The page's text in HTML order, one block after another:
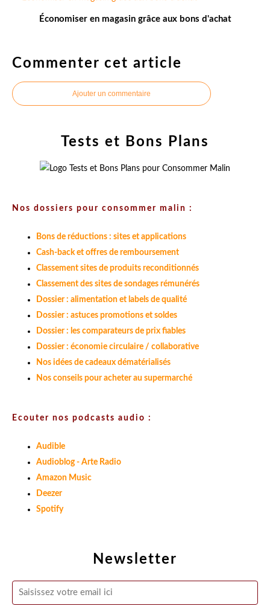
Économiser en magasin grâce aux bons d'achat
Commenter cet article
Ajouter un commentaire
Newsletter
Tests et Bons Plans
Nos dossiers pour consommer malin :
Bons de réductions : sites et applications
Cash-back et offres de remboursement
Classement sites de produits reconditionnés
Classement des sites de sondages rémunérés
Dossier : alimentation et labels de qualité
Dossier : astuces promotions et soldes
Dossier : les comparateurs de prix fiables
Dossier : économie circulaire / collaborative
Nos idées de cadeaux dématérialisés
Nos conseils pour acheter au supermarché
Ecouter nos podcasts audio :
Audible
Audioblog - Arte Radio
Amazon Music
Deezer
Spotify